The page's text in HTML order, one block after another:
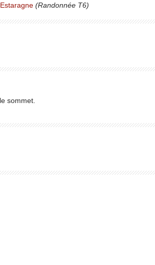
(Randonnée T6)
sommet.